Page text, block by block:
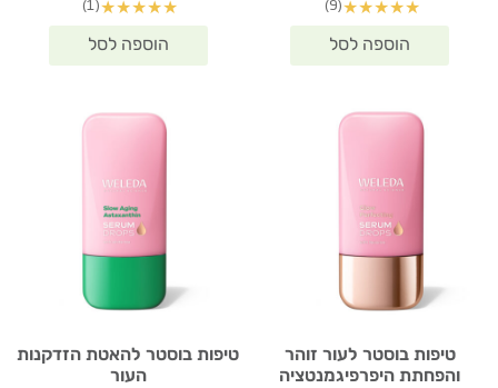
★
★
★
★
★
(9)
★
★
★
★
★
(1)
טיפות בוסטר לעור זוהר
והפחתת היפרפיגמנטציה
טיפות בוסטר להאטת הזדקנות
העור